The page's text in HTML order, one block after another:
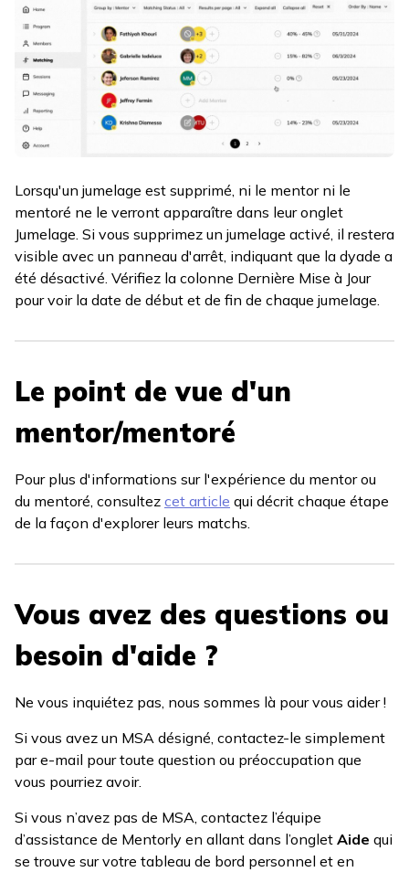
Lorsqu'un jumelage est supprimé, ni le mentor ni le
mentoré ne le verront apparaître dans leur onglet
Jumelage. Si vous supprimez un jumelage activé, il restera
visible avec un panneau d'arrêt, indiquant que la dyade a
été désactivé. Vérifiez la colonne Dernière Mise à Jour
pour voir la date de début et de fin de chaque jumelage.
Le point de vue d'un
mentor/mentoré
Pour plus d'informations sur l'expérience du mentor ou
du mentoré, consultez cet article qui décrit chaque étape
de la façon d'explorer leurs matchs.
Vous avez des questions ou
besoin d'aide ?
Ne vous inquiétez pas, nous sommes là pour vous aider !
Si vous avez un MSA désigné, contactez-le simplement
par e-mail pour toute question ou préoccupation que
vous pourriez avoir.
Si vous n’avez pas de MSA, contactez l’équipe
d’assistance de Mentorly en allant dans l’onglet Aide qui
se trouve sur votre tableau de bord personnel et en